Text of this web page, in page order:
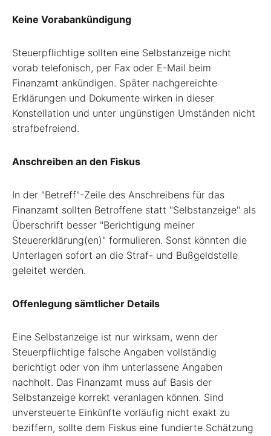
Keine Vorabankündigung
Steuerpflichtige sollten eine Selbstanzeige nicht
vorab telefonisch, per Fax oder E-Mail beim
Finanzamt ankündigen. Später nachgereichte
Erklärungen und Dokumente wirken in dieser
Konstellation und unter ungünstigen Umständen nicht
strafbefreiend.
Anschreiben an den Fiskus
In der "Betreff"-Zeile des Anschreibens für das
Finanzamt sollten Betroffene statt "Selbstanzeige" als
Überschrift besser "Berichtigung meiner
Steuererklärung(en)" formulieren. Sonst könnten die
Unterlagen sofort an die Straf- und Bußgeldstelle
geleitet werden.
Offenlegung sämtlicher Details
Eine Selbstanzeige ist nur wirksam, wenn der
Steuerpflichtige falsche Angaben vollständig
berichtigt oder von ihm unterlassene Angaben
nachholt. Das Finanzamt muss auf Basis der
Selbstanzeige korrekt veranlagen können. Sind
unversteuerte Einkünfte vorläufig nicht exakt zu
beziffern, sollte dem Fiskus eine fundierte Schätzung